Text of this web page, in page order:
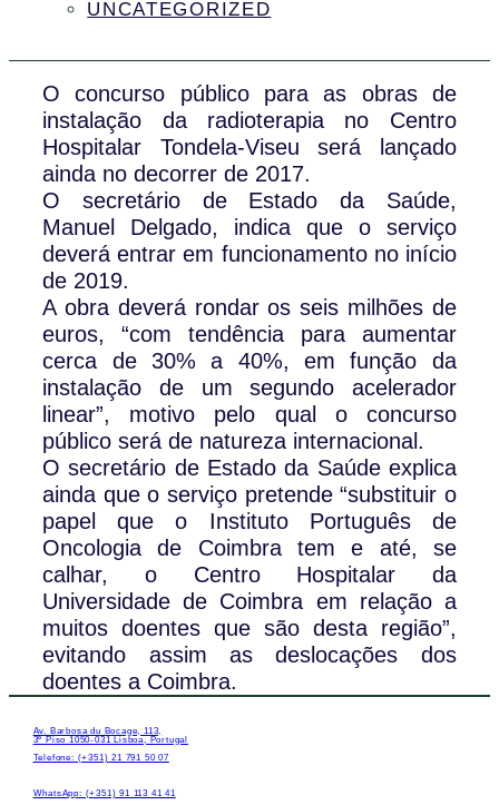
UNCATEGORIZED
O concurso público para as obras de
instalação da radioterapia no Centro
Hospitalar Tondela-Viseu será lançado
ainda no decorrer de 2017.
O secretário de Estado da Saúde,
Manuel Delgado, indica que o serviço
deverá entrar em funcionamento no início
de 2019.
A obra deverá rondar os seis milhões de
euros, “com tendência para aumentar
cerca de 30% a 40%, em função da
instalação de um segundo acelerador
linear”, motivo pelo qual o concurso
público será de natureza internacional.
O secretário de Estado da Saúde explica
ainda que o serviço pretende “substituir o
papel que o Instituto Português de
Oncologia de Coimbra tem e até, se
calhar, o Centro Hospitalar da
Universidade de Coimbra em relação a
muitos doentes que são desta região”,
evitando assim as deslocações dos
doentes a Coimbra.
Av. Barbosa du Bocage, 113,
3º Piso 1050-031 Lisboa, Portugal
Telefone: (+351) 21 791 50 07
WhatsApp: (+351) 91 113 41 41